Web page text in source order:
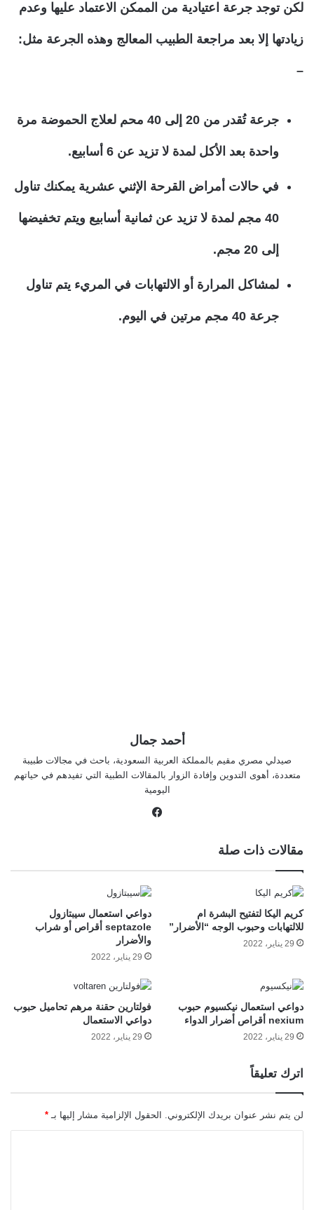
لكن توجد جرعة اعتيادية من الممكن الاعتماد عليها وعدم
زيادتها إلا بعد مراجعة الطبيب المعالج وهذه الجرعة مثل:
–
جرعة تُقدر من 20 إلى 40 محم لعلاج الحموضة مرة
واحدة بعد الأكل لمدة لا تزيد عن 6 أسابيع.
في حالات أمراض القرحة الإثني عشرية يمكنك تناول
40 مجم لمدة لا تزيد عن ثمانية أسابيع ويتم تخفيضها
إلى 20 مجم.
لمشاكل المرارة أو الالتهابات في المريء يتم تناول
جرعة 40 مجم مرتين في اليوم.
أحمد جمال
صيدلي مصري مقيم بالمملكة العربية السعودية، باحث في مجالات طبيبة
متعددة، أهوى التدوين وإفادة الزوار بالمقالات الطبية التي تفيدهم في حياتهم
اليومية
مقالات ذات صلة
كريم اليكا لتفتيح البشرة ام
للالتهابات وحبوب الوجه “الأضرار”
29 يناير، 2022
دواعي استعمال سيبتازول
septazole أقراص أو شراب
والأضرار
29 يناير، 2022
دواعي استعمال نيكسيوم حبوب
nexium أقراص أضرار الدواء
29 يناير، 2022
فولتارين حقنة مرهم تحاميل حبوب
دواعي الاستعمال
29 يناير، 2022
اترك تعليقاً
لن يتم نشر عنوان بريدك الإلكتروني. الحقول الإلزامية مشار إليها بـ *